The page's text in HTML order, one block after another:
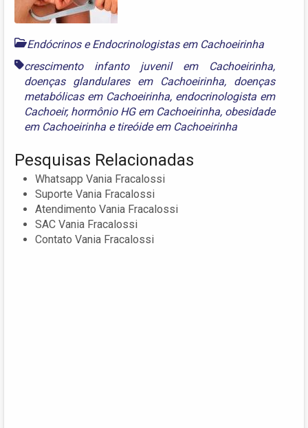
Endócrinos e Endocrinologistas em Cachoeirinha
crescimento infanto juvenil em Cachoeirinha,
doenças glandulares em Cachoeirinha, doenças
metabólicas em Cachoeirinha, endocrinologista em
Cachoeir, hormônio HG em Cachoeirinha, obesidade
em Cachoeirinha e tireóide em Cachoeirinha
Pesquisas Relacionadas
Whatsapp Vania Fracalossi
Suporte Vania Fracalossi
Atendimento Vania Fracalossi
SAC Vania Fracalossi
Contato Vania Fracalossi